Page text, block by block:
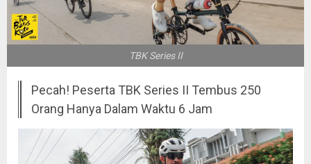
TBK Series II
Pecah! Peserta TBK Series II Tembus 250
Orang Hanya Dalam Waktu 6 Jam